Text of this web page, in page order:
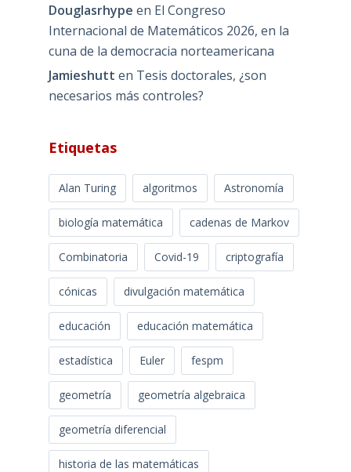
Douglasrhype en El Congreso
Internacional de Matemáticos 2026, en la
cuna de la democracia norteamericana
Jamieshutt en Tesis doctorales, ¿son
necesarios más controles?
Etiquetas
Alan Turing algoritmos Astronomía
biología matemática cadenas de Markov
Combinatoria Covid-19 criptografía
cónicas divulgación matemática
educación educación matemática
estadística Euler fespm
geometría geometría algebraica
geometría diferencial
historia de las matemáticas